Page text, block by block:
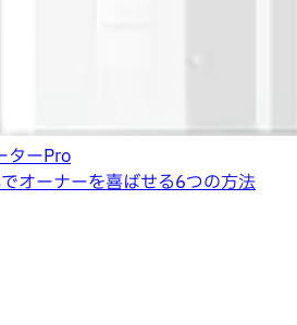
ターPro
オーナーを喜ばせる6つの方法